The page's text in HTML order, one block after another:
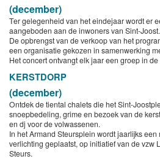
(december)
Ter gelegenheid van het eindejaar wordt er
aangeboden aan de inwoners van Sint-Joost.
De opbrengst van de verkoop van het
een organisatie gekozen in samenwerking
Het concert ontvangt elk jaar een groep in
KERSTDORP
(december)
Ontdek de tiental chalets die het Sint-
snoepbedeling, grime en bezoek van de
en dj voor de volwassenen.
In het Armand Steursplein wordt jaarlijks
verlichting geplaatst, op initiatief van de vzw
Steurs.